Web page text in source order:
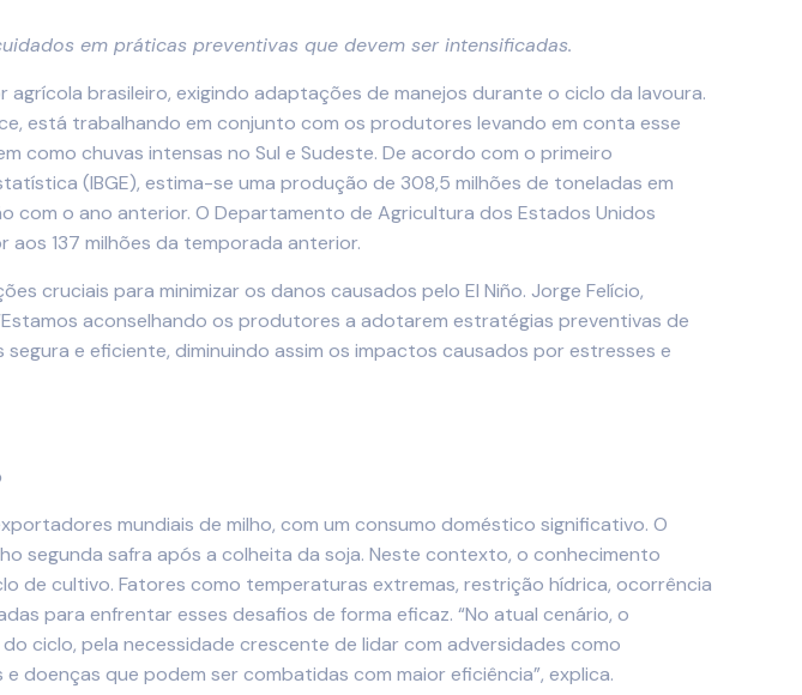
em práticas preventivas que devem ser intensificadas.
brasileiro, exigindo adaptações de manejos durante o ciclo da lavoura.
está trabalhando em conjunto com os produtores levando em conta esse
como chuvas intensas no Sul e Sudeste. De acordo com o primeiro
(IBGE), estima-se uma produção de 308,5 milhões de toneladas em
com o ano anterior. O Departamento de Agricultura dos Estados Unidos
aos 137 milhões da temporada anterior.
cruciais para minimizar os danos causados pelo El Niño. Jorge Felício,
aconselhando os produtores a adotarem estratégias preventivas de
e eficiente, diminuindo assim os impactos causados por estresses e
mundiais de milho, com um consumo doméstico significativo. O
segunda safra após a colheita da soja. Neste contexto, o conhecimento
de cultivo. Fatores como temperaturas extremas, restrição hídrica, ocorrência
para enfrentar esses desafios de forma eficaz. “No atual cenário, o
ciclo, pela necessidade crescente de lidar com adversidades como
doenças que podem ser combatidas com maior eficiência”, explica.